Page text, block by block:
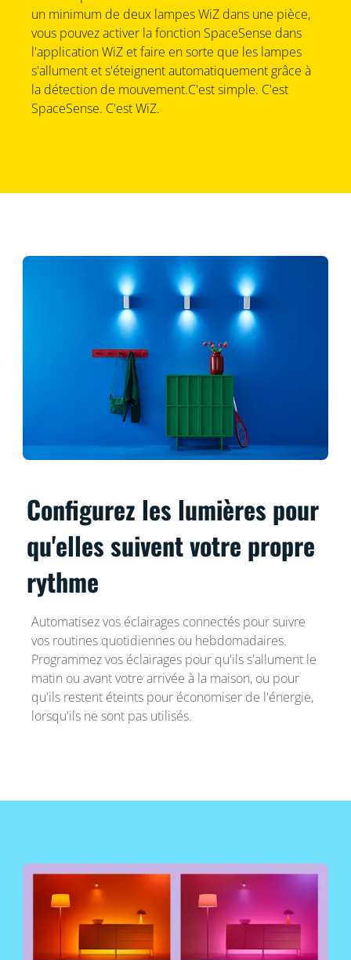
un minimum de deux lampes WiZ dans une pièce,
vous pouvez activer la fonction SpaceSense dans
l'application WiZ et faire en sorte que les lampes
s'allument et s'éteignent automatiquement grâce à
la détection de mouvement.C'est simple. C'est
SpaceSense. C'est WiZ.
Configurez les lumières pour
qu'elles suivent votre propre
rythme
Automatisez vos éclairages connectés pour suivre
vos routines quotidiennes ou hebdomadaires.
Programmez vos éclairages pour qu'ils s'allument le
matin ou avant votre arrivée à la maison, ou pour
qu'ils restent éteints pour économiser de l'énergie,
lorsqu'ils ne sont pas utilisés.